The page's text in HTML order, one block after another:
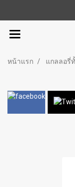
หน้าแรก แกลลอรี่